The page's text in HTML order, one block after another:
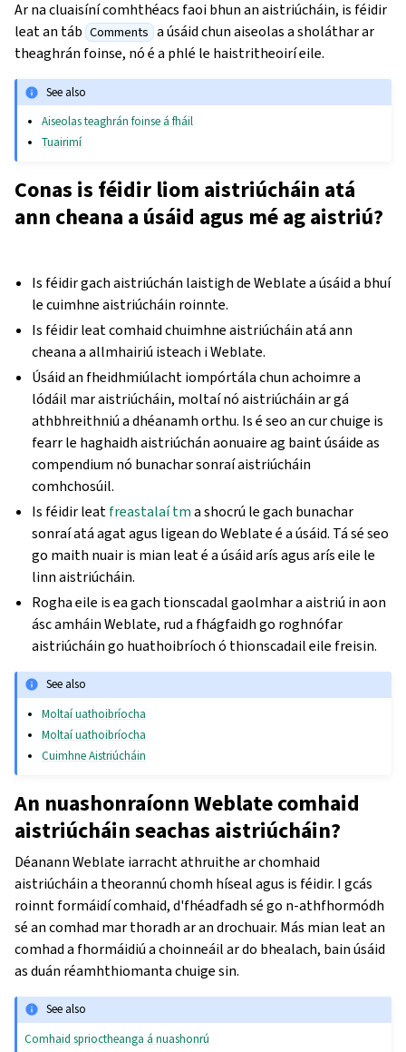
Ar na cluaisíní comhthéacs faoi bhun an aistriúcháin, is féidir
leat an táb Comments a úsáid chun aiseolas a sholáthar ar
theaghrán foinse, nó é a phlé le haistritheoirí eile.
See also
Aiseolas teaghrán foinse á fháil
Tuairimí
Conas is féidir liom aistriúcháin atá
ann cheana a úsáid agus mé ag aistriú?
Is féidir gach aistriúchán laistigh de Weblate a úsáid a bhuí
le cuimhne aistriúcháin roinnte.
Is féidir leat comhaid chuimhne aistriúcháin atá ann
cheana a allmhairiú isteach i Weblate.
Úsáid an fheidhmiúlacht iompórtála chun achoimre a
lódáil mar aistriúcháin, moltaí nó aistriúcháin ar gá
athbhreithniú a dhéanamh orthu. Is é seo an cur chuige is
fearr le haghaidh aistriúchán aonuaire ag baint úsáide as
compendium nó bunachar sonraí aistriúcháin
comhchosúil.
Is féidir leatfreastalaí tma shocrú le gach bunachar
sonraí atá agat agus ligean do Weblate é a úsáid. Tá sé seo
go maith nuair is mian leat é a úsáid arís agus arís eile le
linn aistriúcháin.
Rogha eile is ea gach tionscadal gaolmhar a aistriú in aon
ásc amháin Weblate, rud a fhágfaidh go roghnófar
aistriúcháin go huathoibríoch ó thionscadail eile freisin.
See also
Moltaí uathoibríocha
Moltaí uathoibríocha
Cuimhne Aistriúcháin
An nuashonraíonn Weblate comhaid
aistriúcháin seachas aistriúcháin?
Déanann Weblate iarracht athruithe ar chomhaid
aistriúcháin a theorannú chomh híseal agus is féidir. I gcás
roinnt formáidí comhaid, d'fhéadfadh sé go n-athfhormódh
sé an comhad mar thoradh ar an drochuair. Más mian leat an
comhad a fhormáidiú a choinneáil ar do bhealach, bain úsáid
as duán réamhthiomanta chuige sin.
See also
Comhaid sprioctheanga á nuashonrú